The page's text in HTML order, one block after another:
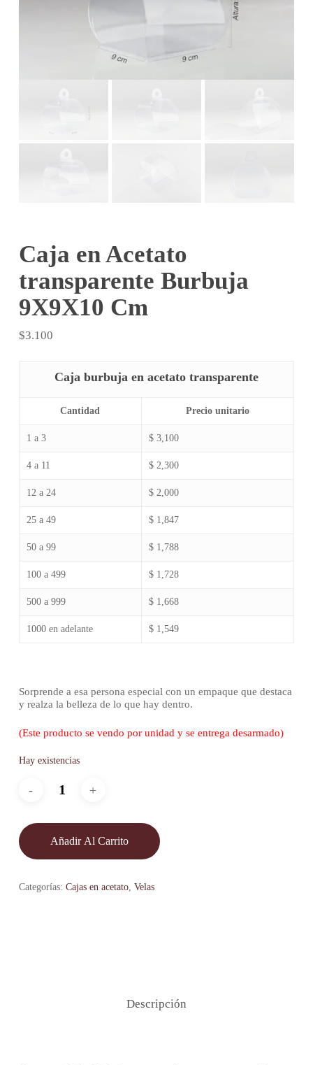
Caja en Acetato
transparente Burbuja
9X9X10 Cm
$3.100
Caja burbuja en acetato transparente
Cantidad Precio unitario
1 a 3 $ 3,100
4 a 11 $ 2,300
12 a 24 $ 2,000
25 a 49 $ 1,847
50 a 99 $ 1,788
100 a 499 $ 1,728
500 a 999 $ 1,668
1000 en adelante $ 1,549
Sorprende a esa persona especial con un empaque que destaca
y realza la belleza de lo que hay dentro.
(Este producto se vendo por unidad y se entrega desarmado)
Hay existencias
Añadir Al Carrito
Categorías: Cajas en acetato, Velas
Descripción